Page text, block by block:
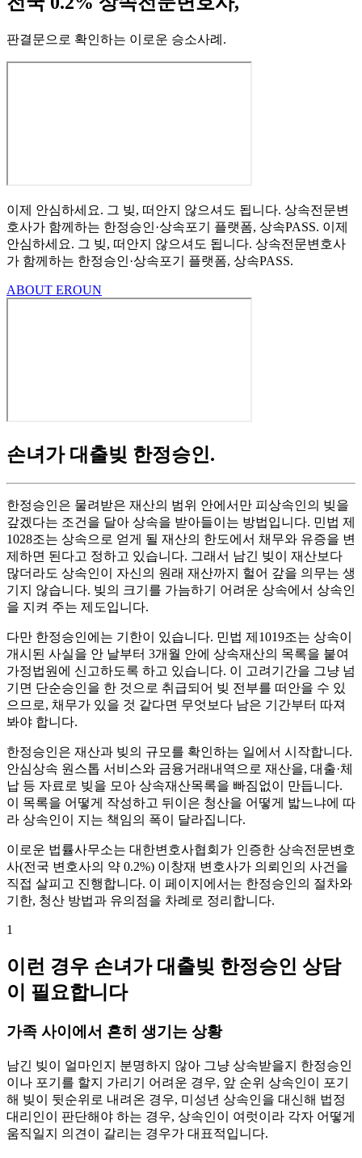
판결문으로 확인하는 이로운 승소사례 .
이제 안심하세요. 그 빚, 떠안지 않으셔도 됩니다. 상속전문변
호사가 함께하는 한정승인·상속포기 플랫폼, 상속PASS. 이제
안심하세요. 그 빚, 떠안지 않으셔도 됩니다. 상속전문변호사
가 함께하는 한정승인·상속포기 플랫폼, 상속PASS.
ABOUT EROUN
손녀가 대출빚 한정승인.
한정승인은 물려받은 재산의 범위 안에서만 피상속인의 빚을
갚겠다는 조건을 달아 상속을 받아들이는 방법입니다. 민법 제
1028조는 상속으로 얻게 될 재산의 한도에서 채무와 유증을 변
제하면 된다고 정하고 있습니다. 그래서 남긴 빚이 재산보다
많더라도 상속인이 자신의 원래 재산까지 헐어 갚을 의무는 생
기지 않습니다. 빚의 크기를 가늠하기 어려운 상속에서 상속인
을 지켜 주는 제도입니다.
다만 한정승인에는 기한이 있습니다. 민법 제1019조는 상속이
개시된 사실을 안 날부터 3개월 안에 상속재산의 목록을 붙여
가정법원에 신고하도록 하고 있습니다. 이 고려기간을 그냥 넘
기면 단순승인을 한 것으로 취급되어 빚 전부를 떠안을 수 있
으므로, 채무가 있을 것 같다면 무엇보다 남은 기간부터 따져
봐야 합니다.
한정승인은 재산과 빚의 규모를 확인하는 일에서 시작합니다.
안심상속 원스톱 서비스와 금융거래내역으로 재산을, 대출·체
납 등 자료로 빚을 모아 상속재산목록을 빠짐없이 만듭니다.
이 목록을 어떻게 작성하고 뒤이은 청산을 어떻게 밟느냐에 따
라 상속인이 지는 책임의 폭이 달라집니다.
이로운 법률사무소는 대한변호사협회가 인증한 상속전문변호
사(전국 변호사의 약 0.2%) 이창재 변호사가 의뢰인의 사건을
직접 살피고 진행합니다. 이 페이지에서는 한정승인의 절차와
기한, 청산 방법과 유의점을 차례로 정리합니다.
1
이런 경우 손녀가 대출빚 한정승인 상담
이 필요합니다
가족 사이에서 흔히 생기는 상황
남긴 빚이 얼마인지 분명하지 않아 그냥 상속받을지 한정승인
이나 포기를 할지 가리기 어려운 경우, 앞 순위 상속인이 포기
해 빚이 뒷순위로 내려온 경우, 미성년 상속인을 대신해 법정
대리인이 판단해야 하는 경우, 상속인이 여럿이라 각자 어떻게
움직일지 의견이 갈리는 경우가 대표적입니다.